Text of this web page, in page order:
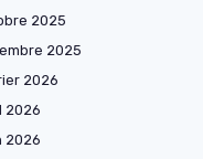
2025
2025
2026
2026
2026